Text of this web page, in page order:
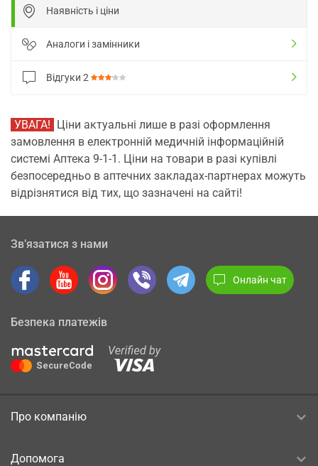
Наявність і ціни
Аналоги і замінники
Відгуки 2
УВАГА! Ціни актуальні лише в разі оформлення
замовлення в електронній медичній інформаційній
системі Аптека 9-1-1. Ціни на товари в разі купівлі
безпосередньо в аптечних закладах-партнерах можуть
відрізнятися від тих, що зазначені на сайті!
Зв’язатися з нами
Онлайн чат
Безпека платежів
Про компанію
Допомога